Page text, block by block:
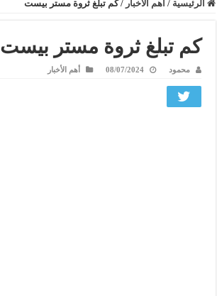
الرئيسية / أهم الأخبار / كم تبلغ ثروة مستر بيست
كم تبلغ ثروة مستر بيست
محمود 08/07/2024 أهم الأخبار